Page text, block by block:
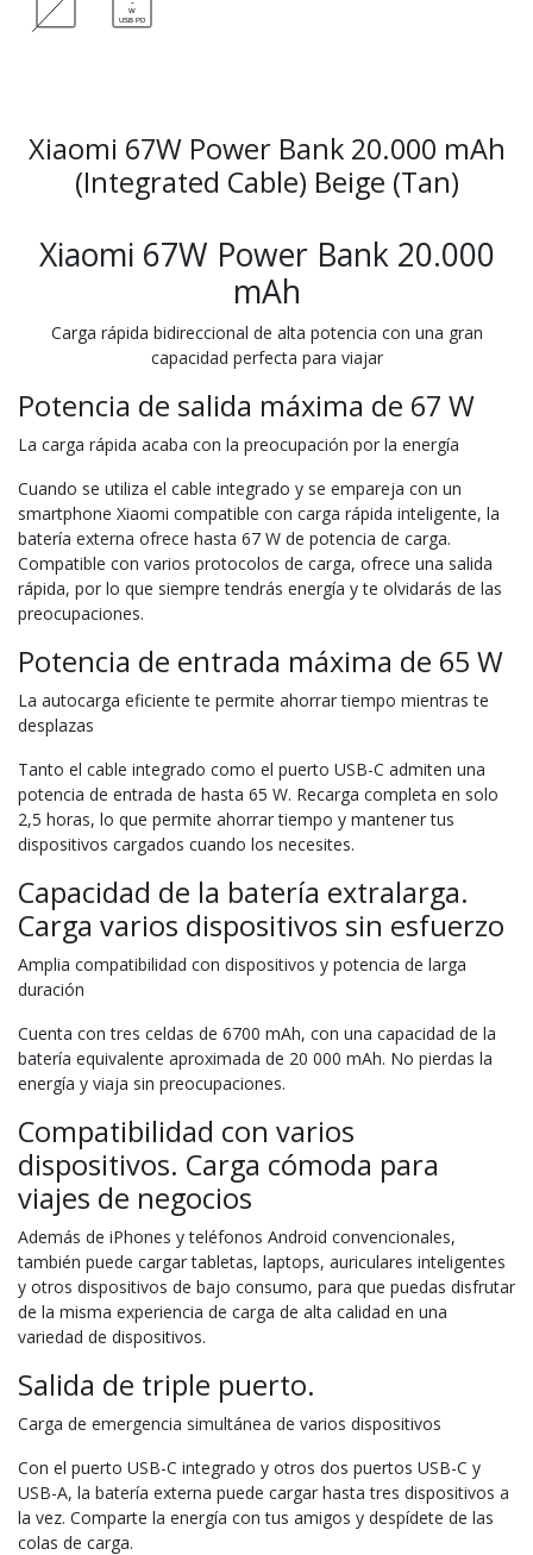
Xiaomi 67W Power Bank 20.000 mAh
(Integrated Cable) Beige (Tan)
Xiaomi 67W Power Bank 20.000
mAh
Carga rápida bidireccional de alta potencia con una gran
capacidad perfecta para viajar
Potencia de salida máxima de 67 W
La carga rápida acaba con la preocupación por la energía
Cuando se utiliza el cable integrado y se empareja con un
smartphone Xiaomi compatible con carga rápida inteligente, la
batería externa ofrece hasta 67 W de potencia de carga.
Compatible con varios protocolos de carga, ofrece una salida
rápida, por lo que siempre tendrás energía y te olvidarás de las
preocupaciones.
Potencia de entrada máxima de 65 W
La autocarga eficiente te permite ahorrar tiempo mientras te
desplazas
Tanto el cable integrado como el puerto USB-C admiten una
potencia de entrada de hasta 65 W. Recarga completa en solo
2,5 horas, lo que permite ahorrar tiempo y mantener tus
dispositivos cargados cuando los necesites.
Capacidad de la batería extralarga.
Carga varios dispositivos sin esfuerzo
Amplia compatibilidad con dispositivos y potencia de larga
duración
Cuenta con tres celdas de 6700 mAh, con una capacidad de la
batería equivalente aproximada de 20 000 mAh. No pierdas la
energía y viaja sin preocupaciones.
Compatibilidad con varios
dispositivos. Carga cómoda para
viajes de negocios
Además de iPhones y teléfonos Android convencionales,
también puede cargar tabletas, laptops, auriculares inteligentes
y otros dispositivos de bajo consumo, para que puedas disfrutar
de la misma experiencia de carga de alta calidad en una
variedad de dispositivos.
Salida de triple puerto.
Carga de emergencia simultánea de varios dispositivos
Con el puerto USB-C integrado y otros dos puertos USB-C y
USB-A, la batería externa puede cargar hasta tres dispositivos a
la vez. Comparte la energía con tus amigos y despídete de las
colas de carga.